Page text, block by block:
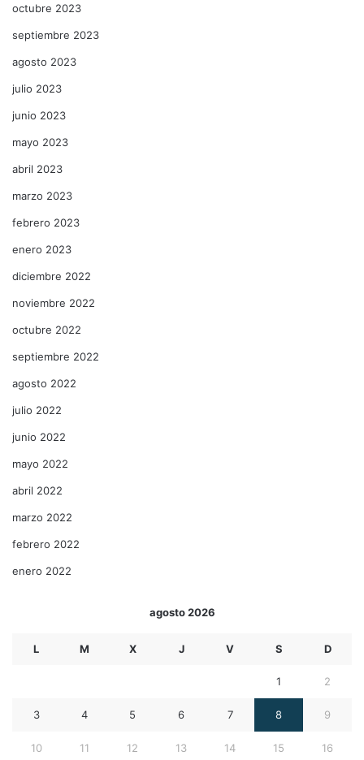
octubre 2023
septiembre 2023
agosto 2023
julio 2023
junio 2023
mayo 2023
abril 2023
marzo 2023
febrero 2023
enero 2023
diciembre 2022
noviembre 2022
octubre 2022
septiembre 2022
agosto 2022
julio 2022
junio 2022
mayo 2022
abril 2022
marzo 2022
febrero 2022
enero 2022
agosto 2026
L M X J V S D
1 2
3 4 5 6 7 8 9
10 11 12 13 14 15 16